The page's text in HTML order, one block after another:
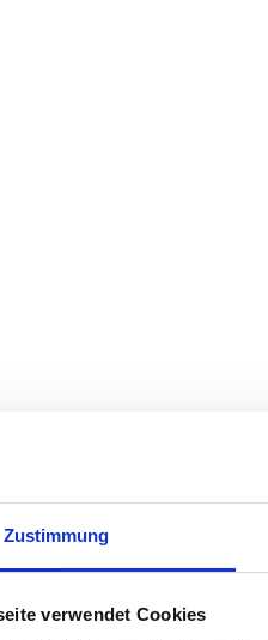
Zustimmung
verwendet Cookies